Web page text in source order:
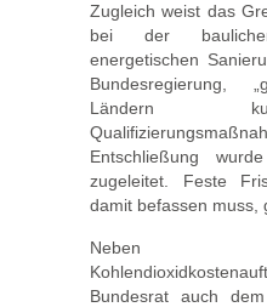
Zugleich weist das
bei der
energetischen
Bundesregierung,
Ländern
Entschließung
zugeleitet. Feste
damit befassen muss,
Bundesrat auch